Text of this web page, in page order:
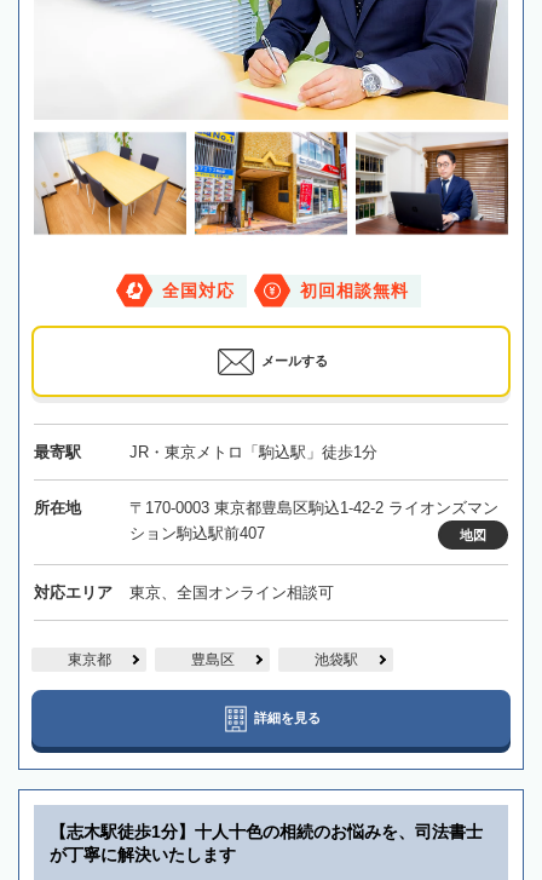
全国対応 初回相談無料
メールする
最寄駅 JR・東京メトロ「駒込駅」徒歩1分
所在地
〒170-0003 東京都豊島区駒込1-42-2 ライオンズマン
ション駒込駅前407
地図
対応エリア 東京、全国オンライン相談可
東京都 豊島区 池袋駅
詳細を見る
【志木駅徒歩1分】十人十色の相続のお悩みを、司法書士
が丁寧に解決いたします